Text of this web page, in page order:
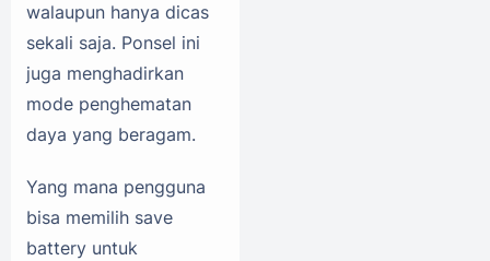
walaupun hanya dicas
sekali saja. Ponsel ini
juga menghadirkan
mode penghematan
daya yang beragam.
Yang mana pengguna
bisa memilih save
battery untuk